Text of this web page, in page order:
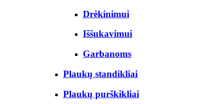
Drėkinimui
Iššukavimui
Garbanoms
Plaukų standikliai
Plaukų purškikliai